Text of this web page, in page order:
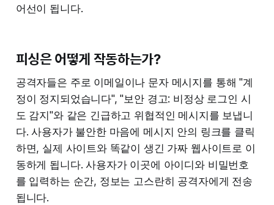
어선이 됩니다.
피싱은 어떻게 작동하는가?
공격자들은 주로 이메일이나 문자 메시지를 통해 "계
정이 정지되었습니다", "보안 경고: 비정상 로그인 시
도 감지"와 같은 긴급하고 위협적인 메시지를 보냅니
다. 사용자가 불안한 마음에 메시지 안의 링크를 클릭
하면, 실제 사이트와 똑같이 생긴 가짜 웹사이트로 이
동하게 됩니다. 사용자가 이곳에 아이디와 비밀번호
를 입력하는 순간, 정보는 고스란히 공격자에게 전송
됩니다.